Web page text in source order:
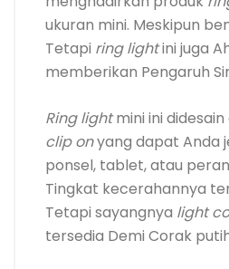
ukuran mini. Meskipun
Tetapi ring lightini juga
memberikan Pengaruh
Ring lightmini ini
clip onyang dapat Anda
ponsel, tablet, atau
Tingkat kecerahannya
Tetapi sayangnya light
tersedia Demi Corak